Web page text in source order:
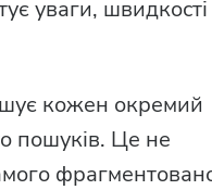
уваги, швидкості
кожен окремий
пошуків. Це не